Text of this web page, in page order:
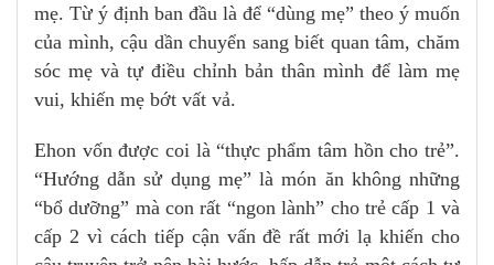
mẹ. Từ ý định ban đầu là để “dùng mẹ” theo ý muốn
của mình, cậu dần chuyển sang biết quan tâm, chăm
sóc mẹ và tự điều chỉnh bản thân mình để làm mẹ
vui, khiến mẹ bớt vất vả.
Ehon vốn được coi là “thực phẩm tâm hồn cho trẻ”.
“Hướng dẫn sử dụng mẹ” là món ăn không những
“bổ dưỡng” mà con rất “ngon lành” cho trẻ cấp 1 và
cấp 2 vì cách tiếp cận vấn đề rất mới lạ khiến cho